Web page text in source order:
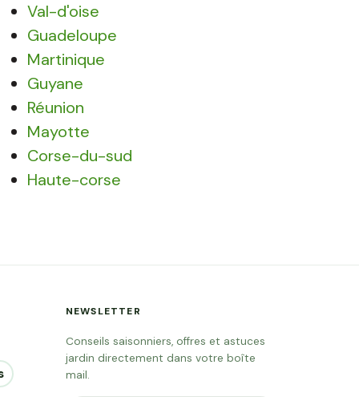
Val-d'oise
Guadeloupe
Martinique
Guyane
Réunion
Mayotte
Corse-du-sud
Haute-corse
NEWSLETTER
Conseils saisonniers, offres et astuces
jardin directement dans votre boîte
mail.